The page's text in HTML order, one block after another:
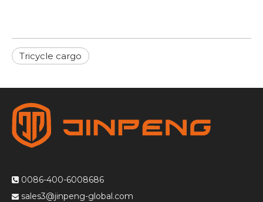
Tricycle cargo
 0086-400-6008686
 sales3@jinpeng-global.com